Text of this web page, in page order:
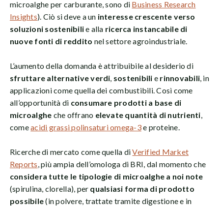
microalghe per carburante, sono di Business Research
Insights). Ciò si deve a un interesse crescente verso
soluzioni sostenibilie alla ricerca instancabile di
nuove fonti di reddito nel settore agroindustriale.
L’aumento della domanda è attribuibile al desiderio di
sfruttare alternative verdi, sostenibili e rinnovabili, in
applicazioni come quella dei combustibili. Così come
all’opportunità di consumare prodotti a base di
microalghe che offrano elevate quantità di nutrienti,
comeacidi grassi polinsaturi omega-3e proteine.
Ricerche di mercato come quella diVerified Market
Reports, più ampia dell’omologa di BRI, dal momento che
considera tutte le tipologie di microalghe a noi note
(spirulina, clorella), per qualsiasi forma di prodotto
possibile(in polvere, trattate tramite digestione e in